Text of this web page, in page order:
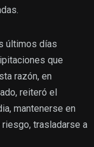
últimos días
que
razón, en
reiteró el
mantenerse en
trasladarse a